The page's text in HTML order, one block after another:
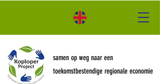
samen op weg naar een
toekomstbestendige regionale economie